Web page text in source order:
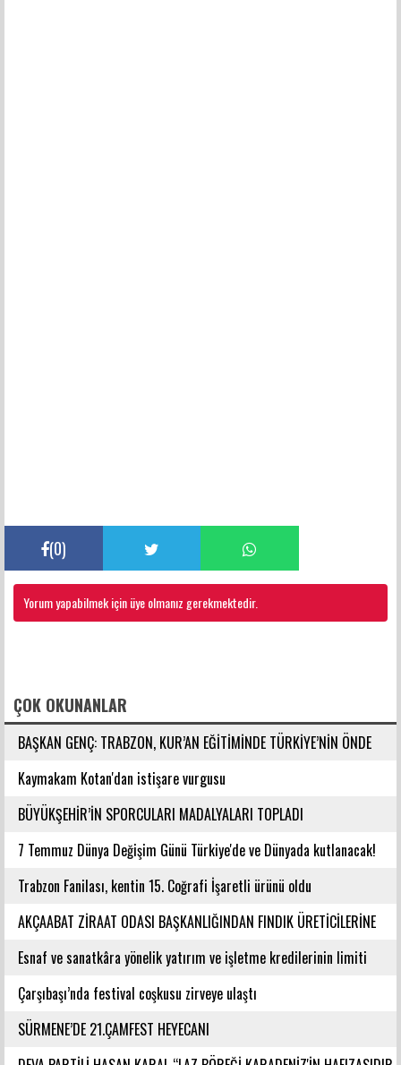
(0)
Yorum yapabilmek için üye olmanız gerekmektedir.
ÇOK OKUNANLAR
BAŞKAN GENÇ: TRABZON, KUR’AN EĞİTİMİNDE TÜRKİYE’NİN ÖNDE
GELEN ŞEHİRLERİNDENDİR
Kaymakam Kotan'dan istişare vurgusu
BÜYÜKŞEHİR’İN SPORCULARI MADALYALARI TOPLADI
7 Temmuz Dünya Değişim Günü Türkiye'de ve Dünyada kutlanacak!
Trabzon Fanilası, kentin 15. Coğrafi İşaretli ürünü oldu
AKÇAABAT ZİRAAT ODASI BAŞKANLIĞINDAN FINDIK ÜRETİCİLERİNE
AĞUSTOS AYI İÇİN UYARI!
Esnaf ve sanatkâra yönelik yatırım ve işletme kredilerinin limiti
artırıldı
Çarşıbaşı’nda festival coşkusu zirveye ulaştı
SÜRMENE’DE 21.ÇAMFEST HEYECANI